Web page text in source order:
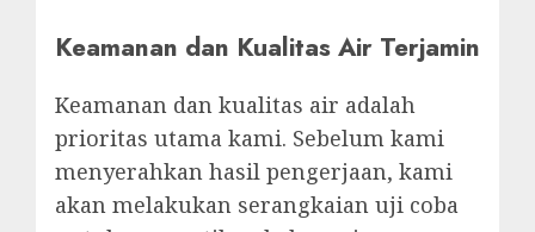
Keamanan dan Kualitas Air Terjamin
Keamanan dan kualitas air adalah
prioritas utama kami. Sebelum kami
menyerahkan hasil pengerjaan, kami
akan melakukan serangkaian uji coba